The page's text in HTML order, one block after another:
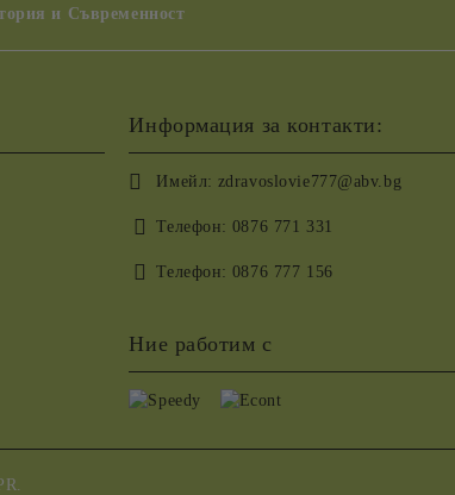
и Съвременност
Информация за контакти:
Имейл: zdravoslovie777@abv.bg
Телефон: 0876 771 331
Телефон: 0876 777 156
Ние работим с